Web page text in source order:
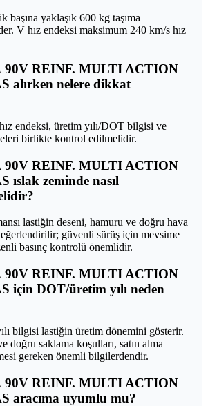
başına yaklaşık 600 kg taşıma
V hız endeksi maksimum 240 km/s hız
90V REINF. MULTI ACTION
alırken nelere dikkat
endeksi, üretim yılı/DOT bilgisi ve
birlikte kontrol edilmelidir.
90V REINF. MULTI ACTION
ıslak zeminde nasıl
lastiğin deseni, hamuru ve doğru hava
güvenli sürüş için mevsime
basınç kontrolü önemlidir.
90V REINF. MULTI ACTION
için DOT/üretim yılı neden
bilgisi lastiğin üretim dönemini gösterir.
doğru saklama koşulları, satın alma
gereken önemli bilgilerdendir.
90V REINF. MULTI ACTION
aracıma uyumlu mu?